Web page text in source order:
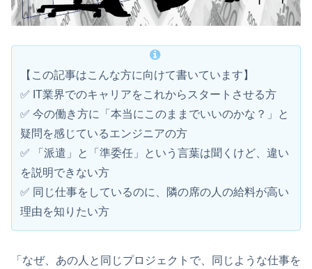
【この記事はこんな方に向けて書いています】
✅ IT業界でのキャリアをこれからスタートさせる方
✅ 今の働き方に「本当にこのままでいいのかな？」と
疑問を感じているエンジニアの方
✅ 「派遣」と「準委任」という言葉は聞くけど、違い
を説明できない方
✅ 同じ仕事をしているのに、隣の席の人の給料が高い
理由を知りたい方
「なぜ、あの人と同じプロジェクトで、同じような仕事を